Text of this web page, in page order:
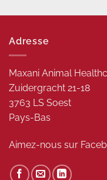
Adresse
Maxani Animal
Zuidergracht 21-18
3763 LS Soest
Pays-Bas
Aimez-nous sur